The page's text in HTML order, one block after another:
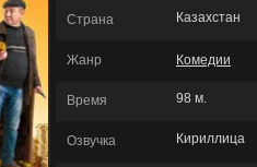
Страна Казахстан
Жанр Комедии
Время 98 м.
Озвучка Кириллица